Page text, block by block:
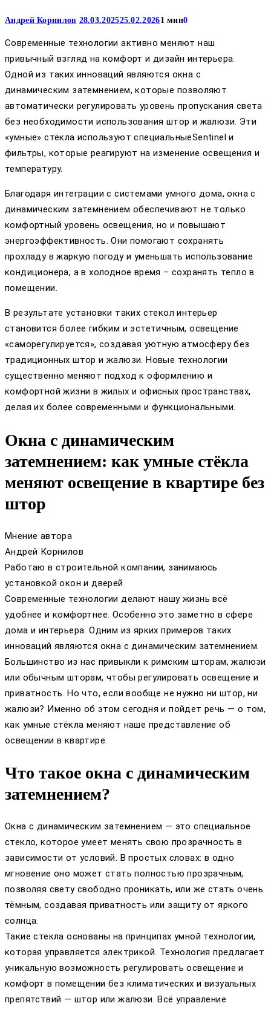
Андрей Корнилов 28.03.202525.02.20261 мин0
Современные технологии активно меняют наш
привычный взгляд на комфорт и дизайн интерьера.
Одной из таких инноваций являются окна с
динамическим затемнением, которые позволяют
автоматически регулировать уровень пропускания света
без необходимости использования штор и жалюзи. Эти
«умные» стёкла используют специальныеSentinel и
фильтры, которые реагируют на изменение освещения и
температуру.
Благодаря интеграции с системами умного дома, окна с
динамическим затемнением обеспечивают не только
комфортный уровень освещения, но и повышают
энергоэффективность. Они помогают сохранять
прохладу в жаркую погоду и уменьшать использование
кондиционера, а в холодное время – сохранять тепло в
помещении.
В результате установки таких стекол интерьер
становится более гибким и эстетичным, освещение
«саморегулируется», создавая уютную атмосферу без
традиционных штор и жалюзи. Новые технологии
существенно меняют подход к оформлению и
комфортной жизни в жилых и офисных пространствах,
делая их более современными и функциональными.
Окна с динамическим
затемнением: как умные стёкла
меняют освещение в квартире без
штор
Мнение автора
Андрей Корнилов
Работаю в строительной компании, занимаюсь
установкой окон и дверей
Современные технологии делают нашу жизнь всё
удобнее и комфортнее. Особенно это заметно в сфере
дома и интерьера. Одним из ярких примеров таких
инноваций являются окна с динамическим затемнением.
Большинство из нас привыкли к римским шторам, жалюзи
или обычным шторам, чтобы регулировать освещение и
приватность. Но что, если вообще не нужно ни штор, ни
жалюзи? Именно об этом сегодня и пойдет речь — о том,
как умные стёкла меняют наше представление об
освещении в квартире.
Что такое окна с динамическим
затемнением?
Окна с динамическим затемнением — это специальное
стекло, которое умеет менять свою прозрачность в
зависимости от условий. В простых словах: в одно
мгновение оно может стать полностью прозрачным,
позволяя свету свободно проникать, или же стать очень
тёмным, создавая приватность или защиту от яркого
солнца.
Такие стекла основаны на принципах умной технологии,
которая управляется электрикой. Технология предлагает
уникальную возможность регулировать освещение и
комфорт в помещении без климатических и визуальных
препятствий — штор или жалюзи. Всё управление